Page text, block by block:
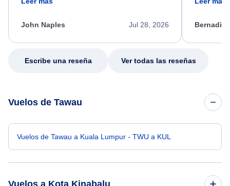
process. She quickly found a solution and
appreciate her excellent service.
Jul 28, 2026
John Naples
my issue.
Escribe una reseña Ver todas las reseñas
Vuelos de Tawau
Vuelos de Tawau a Kuala Lumpur - TWU a KUL